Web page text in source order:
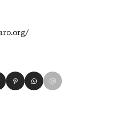
su Xsu LinkedIn
Condividi su Pinterest
Condividi su WhatsApp
Condividi su Email